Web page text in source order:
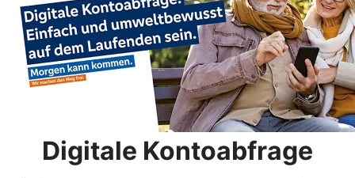
Digitale Kontoabfrage